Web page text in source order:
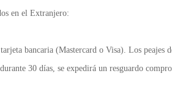
en el Extranjero:
bancaria (Mastercard o Visa). Los peajes
30 días, se expedirá un resguardo